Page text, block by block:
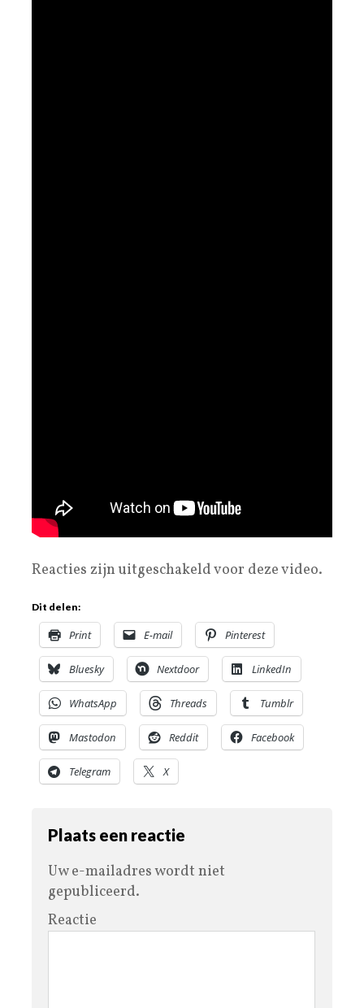
Reacties zijn uitgeschakeld voor deze video.
Dit delen:
Print E-mail Pinterest
Bluesky Nextdoor LinkedIn
WhatsApp Threads Tumblr
Mastodon Reddit Facebook
Telegram X
Plaats een reactie
Uw e-mailadres wordt niet
gepubliceerd.
Reactie